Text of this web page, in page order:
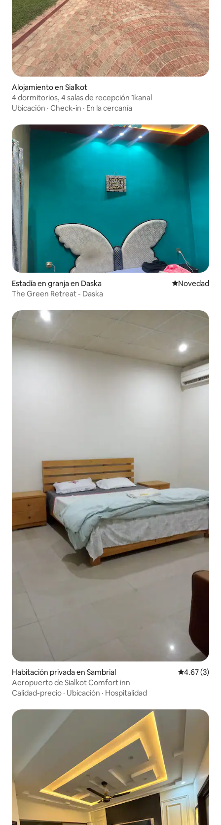
Alojamiento en Sialkot
4 dormitorios, 4 salas de recepción 1kanal
Ubicación · Check-in · En la cercanía
Estadía en granja en Daska Lugar para
Novedad
The Green Retreat - Daska
Habitación privada en Sambrial Calificación
4.67 (3)
Aeropuerto de Sialkot Comfort inn
Calidad-precio · Ubicación · Hospitalidad